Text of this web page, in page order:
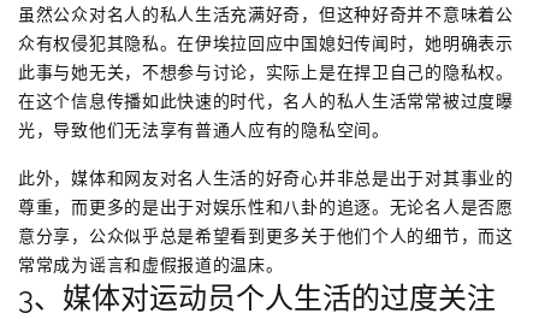
虽然公众对名人的私人生活充满好奇，但这种好奇并不意味着公
众有权侵犯其隐私。在伊埃拉回应中国媳妇传闻时，她明确表示
此事与她无关，不想参与讨论，实际上是在捍卫自己的隐私权。
在这个信息传播如此快速的时代，名人的私人生活常常被过度曝
光，导致他们无法享有普通人应有的隐私空间。
此外，媒体和网友对名人生活的好奇心并非总是出于对其事业的
尊重，而更多的是出于对娱乐性和八卦的追逐。无论名人是否愿
意分享，公众似乎总是希望看到更多关于他们个人的细节，而这
常常成为谣言和虚假报道的温床。
3、媒体对运动员个人生活的过度关注